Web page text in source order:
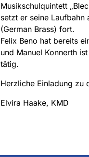
Musikschulquintett
setzt er seine
(German Brass) fort.
Felix Beno hat bereits
und Manuel Konnerth
tätig.
Herzliche Einladung zu
Elvira Haake, KMD